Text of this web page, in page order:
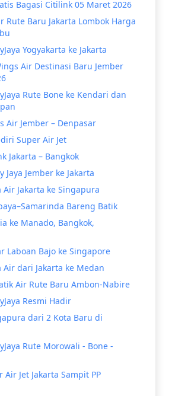
Bagasi Citilink 05 Maret 2026
Rute Baru Jakarta Lombok Harga
Yogyakarta ke Jakarta
Air Destinasi Baru Jember
Rute Bone ke Kendari dan
Air Jember – Denpasar
Super Air Jet
Jakarta – Bangkok
Jaya Jember ke Jakarta
Air Jakarta ke Singapura
Bareng Batik
ke Manado, Bangkok,
Laboan Bajo ke Singapore
Air dari Jakarta ke Medan
Air Rute Baru Ambon-Nabire
Resmi Hadir
dari 2 Kota Baru di
Rute Morowali - Bone -
Air Jet Jakarta Sampit PP